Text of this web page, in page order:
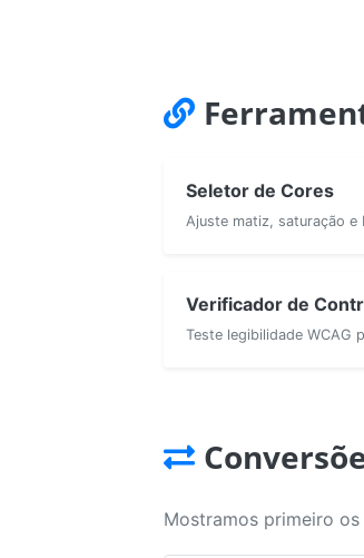
Seletor de Cores
Ajuste matiz, saturação e
Verificador de
Teste legibilidade WCAG
Mostramos primeiro